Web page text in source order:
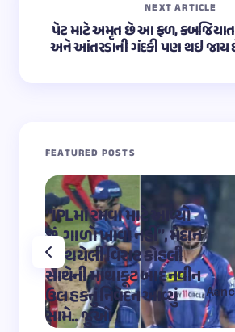
NEXT ARTICLE
પેટ માટે અમૃત છે આ ફળ,
અને આંતરડાની ગંદકી પણ થઇ જાય
FEATURED POSTS
“IPLમાં રમવા માટે આવ્યો
છું, ગાળો ખાવા નહીં”, મેદાન
પર થયેલી વિરાટ કોહલી
સાથેની માથાકૂટ બાદ નવીન
ઉલ હકનું નિવેદન આવ્યું
સામે.. જુઓ
on
2023